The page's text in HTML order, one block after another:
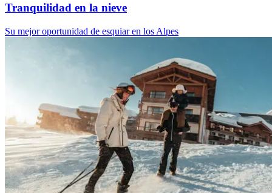
Tranquilidad en la nieve
Su mejor oportunidad de esquiar en los Alpes